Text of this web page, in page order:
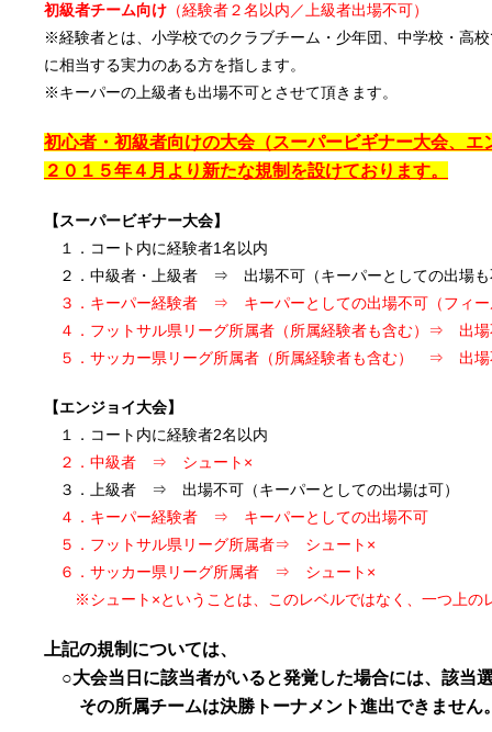
初級者チーム向け （経験者２名以内／上級者出場不可）
※経験者とは、小学校でのクラブチーム・少年団、中学校・高
に相当する実力のある方を指します。
※キーパーの上級者も出場不可とさせて頂きます。
初心者・初級者向けの大会（スーパービギナー大会、エ
２０１５年４月より新たな規制を設けております。
【スーパービギナー大会】
１．コート内に経験者1名以内
２．中級者・上級者 ⇒ 出場不可（キーパーとしての出場も
３．キーパー経験者 ⇒ キーパーとしての出場不可（フィー
４．フットサル県リーグ所属者（所属経験者も含む）⇒ 出場
５．サッカー県リーグ所属者（所属経験者も含む） ⇒ 出
【エンジョイ大会】
１．コート内に経験者2名以内
２．中級者 ⇒ シュート×
３．上級者 ⇒ 出場不可（キーパーとしての出場は可）
４．キーパー経験者 ⇒ キーパーとしての出場不可
５．フットサル県リーグ所属者⇒ シュート×
６．サッカー県リーグ所属者 ⇒ シュート×
※シュート×ということは、このレベルではなく、一つ上の
上記の規制については、
○大会当日に該当者がいると発覚した場合には、該当
その所属チームは決勝トーナメント進出できません